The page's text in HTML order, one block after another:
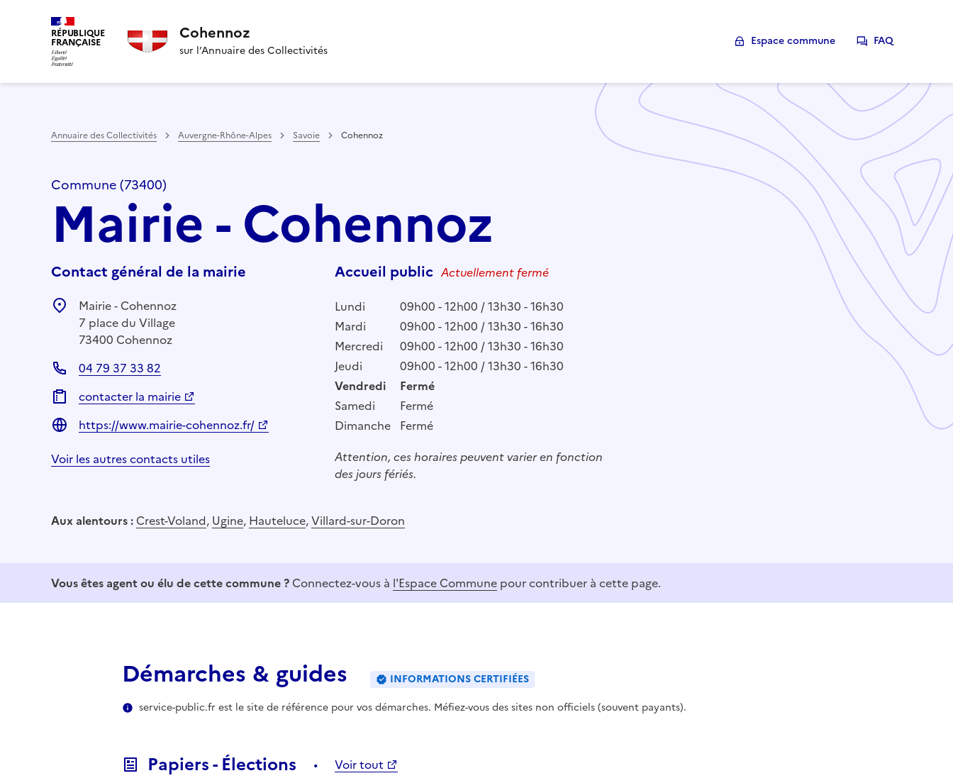
RÉPUBLIQUE
FRANÇAISE Cohennoz
sur l’Annuaire des Collectivités
Espace commune FAQ
Annuaire des Collectivités Auvergne-Rhône-Alpes Savoie Cohennoz
Commune (73400)
Mairie - Cohennoz
Contact général de la mairie
Mairie - Cohennoz
7 place du Village
73400 Cohennoz
04 79 37 33 82
contacter la mairie
https://www.mairie-cohennoz.fr/
Voir les autres contacts utiles
Accueil public Actuellement fermé
Lundi
09h00 - 12h00 / 13h30 - 16h30
Mardi
09h00 - 12h00 / 13h30 - 16h30
Mercredi
09h00 - 12h00 / 13h30 - 16h30
Jeudi
09h00 - 12h00 / 13h30 - 16h30
Vendredi
Fermé
Samedi
Fermé
Dimanche Fermé
Attention, ces horaires peuvent varier en fonction
des jours fériés.
Aux alentours : Crest-Voland, Ugine, Hauteluce,Villard-sur-Doron
Vous êtes agent ou élu de cette commune ? Connectez-vous à l'Espace Commune pour contribuer à cette page.
Démarches & guides
INFORMATIONS CERTIFIÉES
service-public.fr est le site de référence pour vos démarches. Méfiez-vous des sites non officiels (souvent payants).
Papiers - Élections Voir tout